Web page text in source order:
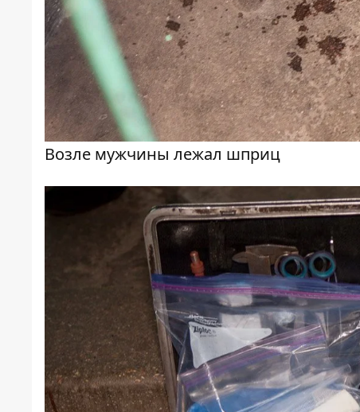
Возле мужчины лежал шприц